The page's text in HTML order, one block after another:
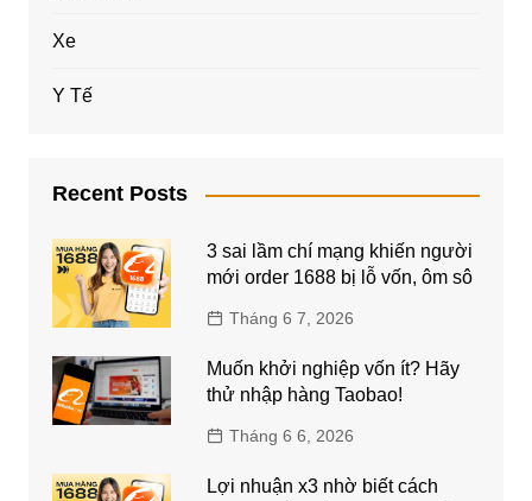
Xe
Y Tế
Recent Posts
3 sai lầm chí mạng khiến người
mới order 1688 bị lỗ vốn, ôm sô
Tháng 6 7, 2026
Muốn khởi nghiệp vốn ít? Hãy
thử nhập hàng Taobao!
Tháng 6 6, 2026
Lợi nhuận x3 nhờ biết cách